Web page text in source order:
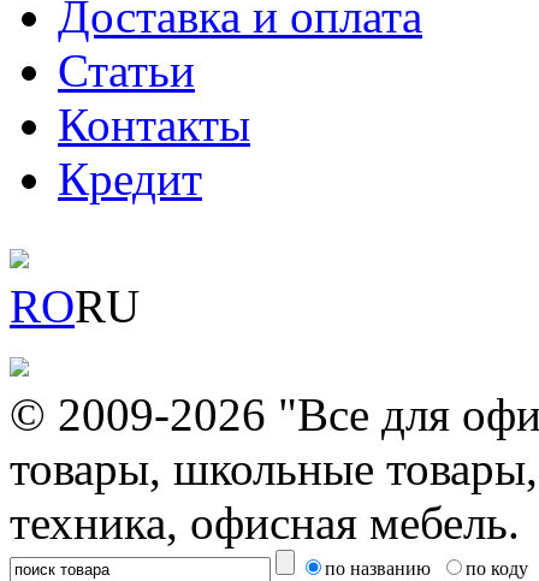
Доставка и оплата
Статьи
Контакты
Кредит
RORU
© 2009-2026 "Все для
товары, школьные
техника, офисная мебель.
по названию по коду